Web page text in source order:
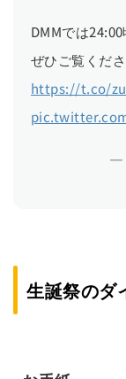
DMMでは
ぜひご覧くだ
https://t.co/
—
生誕祭のダ